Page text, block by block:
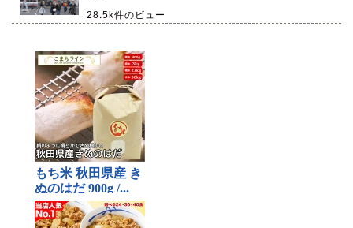
28.5k件のビュー